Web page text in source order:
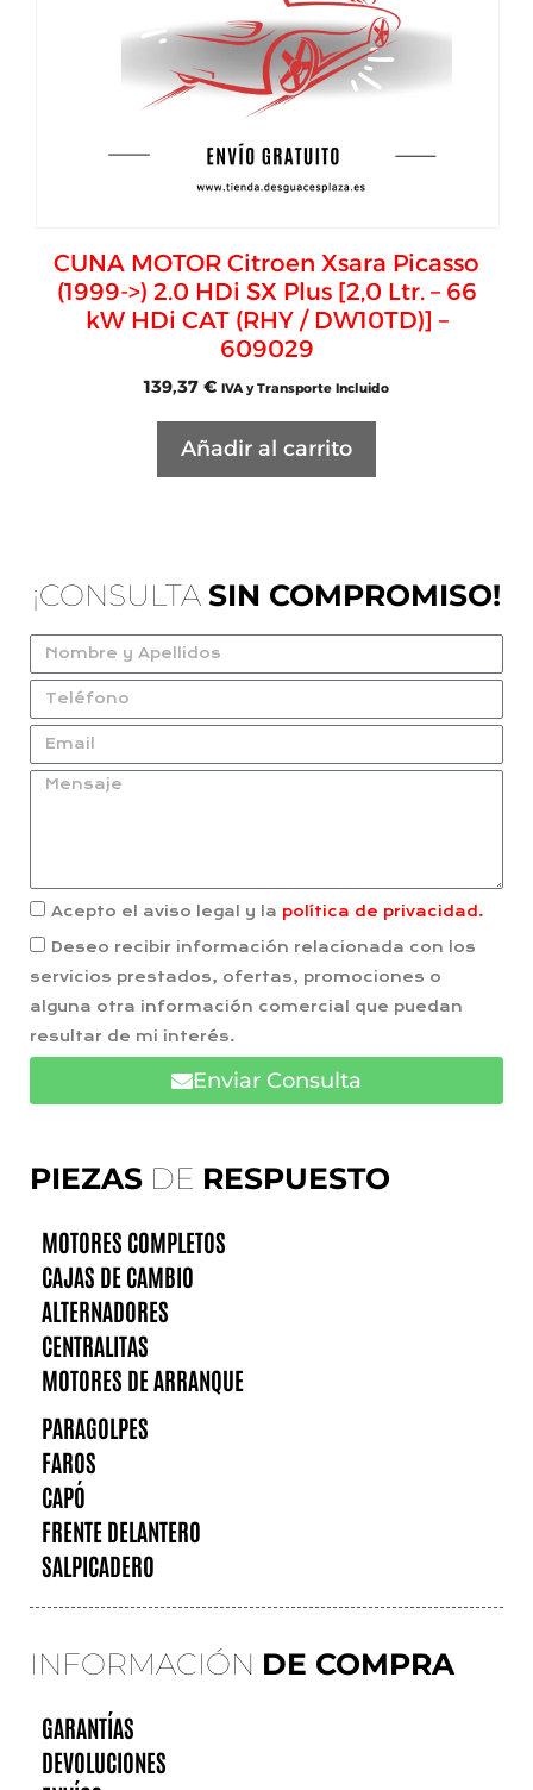
CUNA MOTOR Citroen Xsara Picasso
(1999->) 2.0 HDi SX Plus [2,0 Ltr. – 66
kW HDi CAT (RHY / DW10TD)] –
609029
139,37 € IVA y Transporte Incluido
Añadir al carrito
PIEZAS DE RESPUESTO
MOTORES COMPLETOS
CAJAS DE CAMBIO
ALTERNADORES
CENTRALITAS
MOTORES DE ARRANQUE
PARAGOLPES
FAROS
CAPÓ
FRENTE DELANTERO
SALPICADERO
INFORMACIÓN DE COMPRA
GARANTÍAS
DEVOLUCIONES
¡CONSULTA SIN COMPROMISO!
Acepto el aviso legal y la política de privacidad.
Deseo recibir información relacionada con los
servicios prestados, ofertas, promociones o
alguna otra información comercial que puedan
resultar de mi interés.
Enviar Consulta